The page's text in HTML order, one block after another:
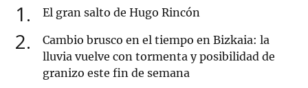
1 El gran salto de Hugo Rincón
2
Cambio brusco en el tiempo en Bizkaia: la
lluvia vuelve con tormenta y posibilidad de
granizo este fin de semana